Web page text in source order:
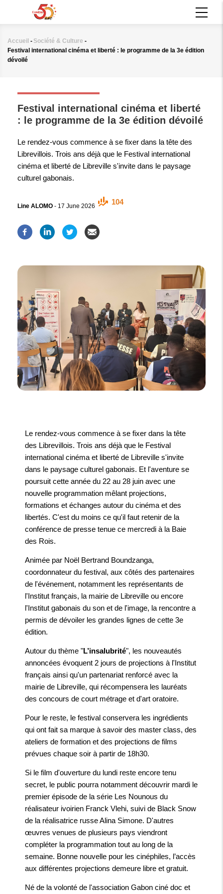
principal
Fil
d'Ariane
Accueil - Société & Culture -
Festival international cinéma et liberté : le programme de la 3e édition
dévoilé
Festival international cinéma et liberté
: le programme de la 3e édition dévoilé
Le rendez-vous commence à se fixer dans la tête des
Librevillois. Trois ans déjà que le Festival international
cinéma et liberté de Libreville s'invite dans le paysage
culturel gabonais.
Line ALOMO - 17 June 2026
104
Le rendez-vous commence à se fixer dans la tête
des Librevillois. Trois ans déjà que le Festival
international cinéma et liberté de Libreville s'invite
dans le paysage culturel gabonais. Et l'aventure se
poursuit cette année du 22 au 28 juin avec une
nouvelle programmation mêlant projections,
formations et échanges autour du cinéma et des
libertés. C'est du moins ce qu'il faut retenir de la
conférence de presse tenue ce mercredi à la Baie
des Rois.
Animée par Noël Bertrand Boundzanga,
coordonnateur du festival, aux côtés des partenaires
de l'événement, notamment les représentants de
l'Institut français, la mairie de Libreville ou encore
l'Institut gabonais du son et de l'image, la rencontre a
permis de dévoiler les grandes lignes de cette 3e
édition.
Autour du thème "L’insalubrité", les nouveautés
annoncées évoquent 2 jours de projections à l'Institut
français ainsi qu'un partenariat renforcé avec la
mairie de Libreville, qui récompensera les lauréats
des concours de court métrage et d'art oratoire.
Pour le reste, le festival conservera les ingrédients
qui ont fait sa marque à savoir des master class, des
ateliers de formation et des projections de films
prévues chaque soir à partir de 18h30.
Si le film d'ouverture du lundi reste encore tenu
secret, le public pourra notamment découvrir mardi le
premier épisode de la série Les Nounous du
réalisateur ivoirien Franck Vlehi, suivi de Black Snow
de la réalisatrice russe Alina Simone. D'autres
œuvres venues de plusieurs pays viendront
compléter la programmation tout au long de la
semaine. Bonne nouvelle pour les cinéphiles, l’accès
aux différentes projections demeure libre et gratuit.
Né de la volonté de l'association Gabon ciné doc et